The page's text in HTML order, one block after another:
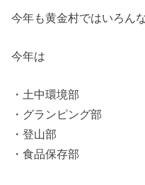
今年も黄金村ではいろん
今年は
・土中環境部
・グランピング部
・登山部
・食品保存部